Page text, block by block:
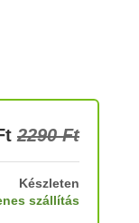
2290 Ft
Készleten
szállítás